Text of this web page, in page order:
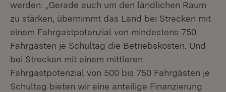
werden. „Gerade auch um den ländlichen Raum
zu stärken, übernimmt das Land bei Strecken mit
einem Fahrgastpotenzial von mindestens 750
Fahrgästen je Schultag die Betriebskosten. Und
bei Strecken mit einem mittleren
Fahrgastpotenzial von 500 bis 750 Fahrgästen je
Schultag bieten wir eine anteilige Finanzierung